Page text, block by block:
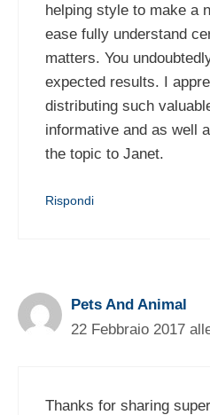
helping style to make a
ease fully understand
matters. You
expected results. I
distributing such
informative and as well
the topic to Janet.
Rispondi
Pets And Animal
22 Febbraio 2017
Thanks for sharing